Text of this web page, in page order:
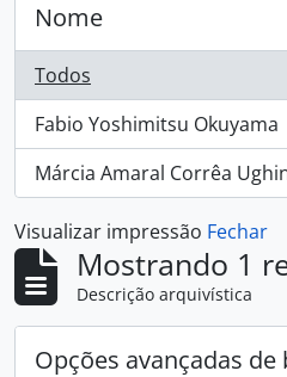
Nome
Todos
Fabio Yoshimitsu Okuyama
, 1 resultados
Márcia Amaral Corrêa
, 1 resultados
Visualizar impressão Fechar
Mostrando 1
Descrição arquivística
Opções avançadas de